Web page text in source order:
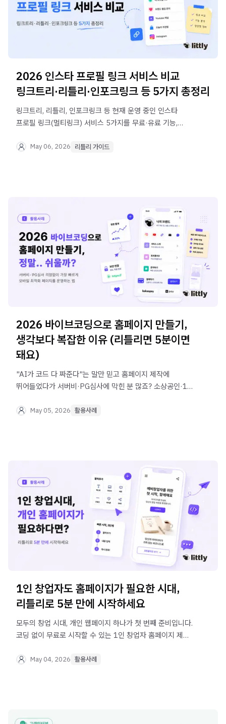
2026 인스타 프로필 링크 서비스 비교
링크트리·리틀리·인포크링크 등 5가지 총정리
링크트리, 리틀리, 인포크링크 등 현재 운영 중인 인스타
프로필 링크(멀티링크) 서비스 5가지를 무료·유료 기능,
바로 찾아보세요.
May 06, 2026 리틀리 가이드
2026 바이브코딩으로 홈페이지 만들기,
생각보다 복잡한 이유 (리틀리면 5분이면
돼요)
"AI가 코드 다 짜준다"는 말만 믿고 홈페이지 제작에
뛰어들었다가 서버비·PG심사에 막힌 분 많죠? 소상공인·1인
페이지를 빠르게 운영하는 현실적인 방법을 알려드려요.
May 05, 2026 활용사례
1인 창업자도 홈페이지가 필요한 시대,
리틀리로 5분 만에 시작하세요
모두의 창업 시대, 개인 웹페이지 하나가 첫 번째 준비입니다.
코딩 없이 무료로 시작할 수 있는 1인 창업자 홈페이지 제작
May 04, 2026 활용사례